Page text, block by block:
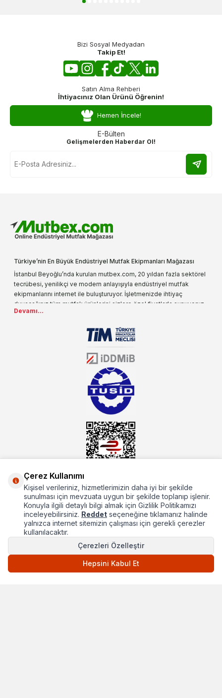
Bizi Sosyal Medyadan
Takip Et!
Satın Alma Rehberi
İhtiyacınız Olan Ürünü Öğrenin!
Hemen İncele!
E-Bülten
Gelişmelerden Haberdar Ol!
Türkiye’nin En Büyük Endüstriyel Mutfak Ekipmanları Mağazası
İstanbul Beyoğlu’nda kurulan mutbex.com, 20 yıldan fazla sektörel
tecrübesi, yenilikçi ve modern anlayışıyla endüstriyel mutfak
ekipmanlarını internet ile buluşturuyor. İşletmenizde ihtiyaç
duyacağınız tüm mutfak ürünlerini sizlere özel fiyatlarla sunuyoruz.
Endüstriyel mutfak malzemesi deyince akla gelen ilk adreslerden
sektörün farklı alanlarında da faliyet gösteren mutbex.com,
Öztiryakiler resmi bayisidir. Öztiryakiler ürünleri üzerinde büyük bir
donanıma sahip ekibi ile müşterilerine koşulsuz destek sunan
mutbex.com ile endüstriyel mutfak malzemeleri konusunda
alacağınız hizmet standartların her zaman üstünde olacaktır.
Devamı...
Hakkımızda
Hızlı Erişim
Popüler Kategoriler
Çerez Kullanımı
Kişisel verileriniz, hizmetlerimizin daha iyi bir şekilde
sunulması için mevzuata uygun bir şekilde toplanıp işlenir.
Konuyla ilgili detaylı bilgi almak için Gizlilik Politikamızı
inceleyebilirsiniz. Reddet seçeneğine tıklamanız halinde
yalnızca internet sitemizin çalışması için gerekli çerezler
kullanılacaktır.
Çerezleri Özelleştir
Hepsini Kabul Et